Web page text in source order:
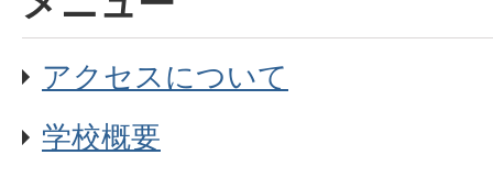
アクセスについて
学校概要